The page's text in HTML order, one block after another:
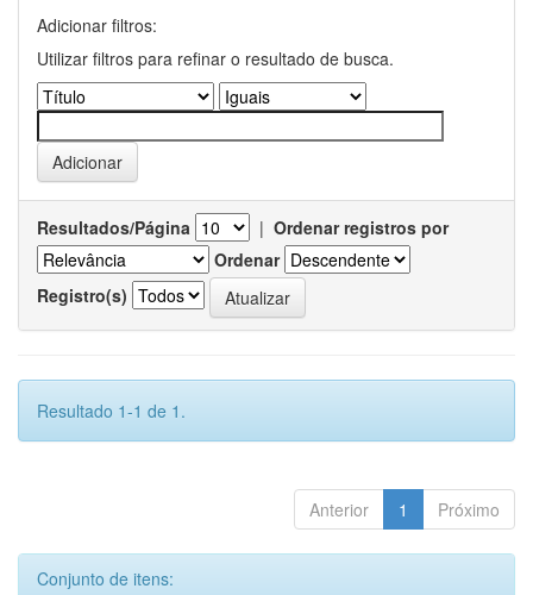
Adicionar filtros:
Utilizar filtros para refinar o resultado de busca.
Resultados/Página | Ordenar registros por
Ordenar
Registro(s)
Resultado 1-1 de 1.
Anterior 1 Próximo
Conjunto de itens: